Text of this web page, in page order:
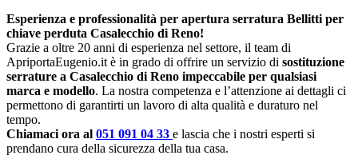
Esperienza e professionalità per apertura serratura Bellitti per
chiave perduta Casalecchio di Reno!
Grazie a oltre 20 anni di esperienza nel settore, il team di
ApriportaEugenio.it è in grado di offrire un servizio di sostituzione
serrature a Casalecchio di Reno impeccabile per qualsiasi
marca e modello. La nostra competenza e l’attenzione ai dettagli ci
permettono di garantirti un lavoro di alta qualità e duraturo nel
tempo.
Chiamaci ora al 051 091 04 33 e lascia che i nostri esperti si
prendano cura della sicurezza della tua casa.